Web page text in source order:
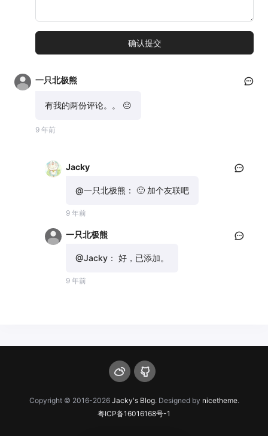
一只北极熊
有我的两份评论。。 😐
9 年前
Jacky
@一只北极熊： 🙂 加个友联吧
9 年前
一只北极熊
@Jacky： 好，已添加。
9 年前
Copyright © 2016-2026 Jacky's Blog. Designed by nicetheme.
粤ICP备16016168号-1